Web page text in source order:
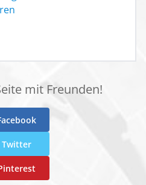
mit Freunden!